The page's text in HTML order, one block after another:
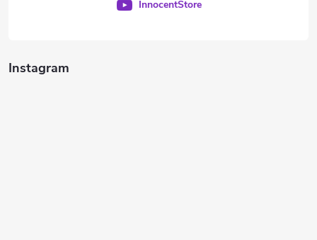
Instagram
InnocentStore